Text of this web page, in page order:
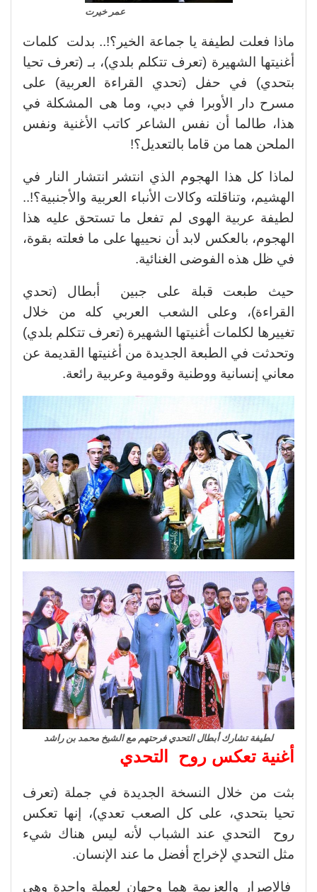
عمر خيرت
ماذا فعلت لطيفة يا جماعة الخير؟!.. بدلت كلمات
أغنيتها الشهيرة (تعرف تتكلم بلدي)، بـ (تعرف تحيا
بتحدي) في حفل (تحدي القراءة العربية) على
مسرح دار الأوبرا في دبي، وما هى المشكلة في
هذا، طالما
أن نفس الشاعر كاتب الأغنية ونفس
الملحن هما من قاما بالتعديل؟!
لماذا كل هذا الهجوم الذي انتشر انتشار النار في
الهشيم، وتناقلته وكالات الأنباء العربية والأجنبية؟!..
لطيفة عربية الهوى لم تفعل ما تستحق عليه هذا
الهجوم، بالعكس لابد أن نحييها على ما فعلته بقوة،
في ظل هذه الفوضى الغنائية.
حيث طبعت قبلة على جبين أبطال (تحدي
القراءة)، وعلى الشعب العربي كله من خلال
تغييرها لكلمات أغنيتها الشهيرة (تعرف تتكلم بلدي)
وتحدثت في الطبعة الجديدة من أغنيتها القديمة عن
معاني إنسانية ووطنية وقومية وعربية رائعة.
لطيفة تشارك أبطال التحدي فرحتهم مع الشيخ محمد بن راشد
أغنية تعكس روح التحدي
بثت من خلال النسخة الجديدة في جملة (تعرف
تحيا بتحدي، على كل الصعب تعدي)، إنها تعكس
روح التحدي عند الشباب لأنه ليس هناك شيء
مثل التحدي لإخراج أفضل ما عند الإنسان.
فالإصرار والعزيمة هما وجهان لعملة واحدة وهى